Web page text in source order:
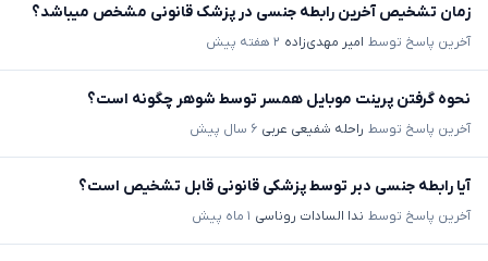
زمان تشخیص آخرین رابطه جنسی در پزشک قانونی مشخص میباشد؟
آخرین پاسخ توسط امیر مهدی‌زاده ۲ هفته پیش
نحوه گرفتن پرینت موبایل همسر توسط شوهر چگونه است؟
آخرین پاسخ توسط راحله شفیعی عربی ۶ سال پیش
آیا رابطه جنسی دبر توسط پزشکی قانونی قابل تشخیص است؟
آخرین پاسخ توسط ندا السادات روناسی ۱ ماه پیش